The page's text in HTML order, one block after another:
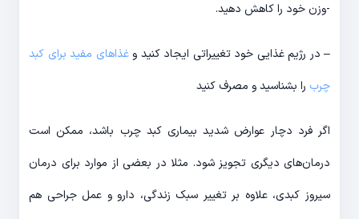
-وزن خود را کاهش دهید.
– در رژیم غذایی خود تغییراتی ایجاد کنید وغذاهای مفید برای کبد
چرب را بشناسید و مصرف کنید
اگر فرد دچار عوارض شدید بیماری کبد چرب باشد، ممکن است
درمان­‌های دیگری تجویز شود. مثلا در بعضی از موارد برای درمان
سیروز کبدی، علاوه بر تغییر سبک زندگی، دارو و عمل جراحی هم